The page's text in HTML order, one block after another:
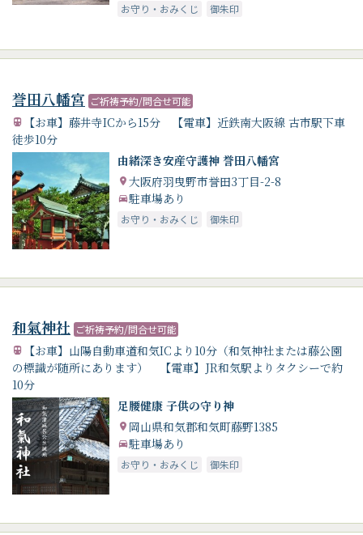
お守り・おみくじ 御朱印
誉田八幡宮 ご祈祷予約/問合せ可能
【お車】藤井寺ICから15分 【電車】近鉄南大阪線 古市駅下車
徒歩10分
由緒深き安産守護神 誉田八幡宮
大阪府羽曳野市誉田3丁目-2-8
駐車場あり
お守り・おみくじ 御朱印
和氣神社 ご祈祷予約/問合せ可能
【お車】山陽自動車道和気ICより10分（和気神社または藤公園
の標識が随所にあります） 【電車】JR和気駅よりタクシーで約
10分
足腰健康 子供の守り神
岡山県和気郡和気町藤野1385
駐車場あり
お守り・おみくじ 御朱印